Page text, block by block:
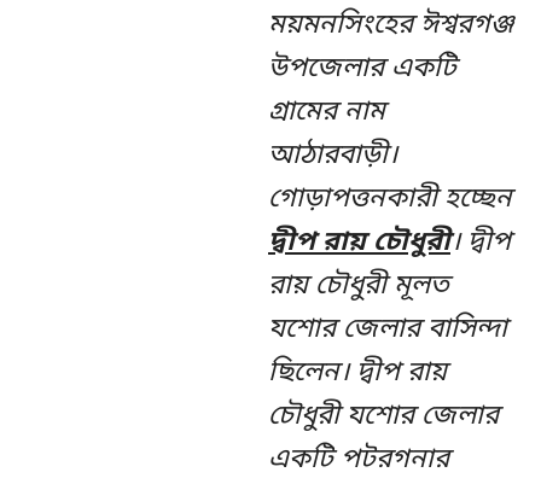
ময়মনসিংহের ঈশ্বরগঞ্জ
উপজেলার একটি
গ্রামের নাম
আঠারবাড়ী।
গোড়াপত্তনকারী হচ্ছেন
দ্বীপ রায় চৌধুরী। দ্বীপ
রায় চৌধুরী মূলত
যশোর জেলার বাসিন্দা
ছিলেন। দ্বীপ রায়
চৌধুরী যশোর জেলার
একটি পটরগনার